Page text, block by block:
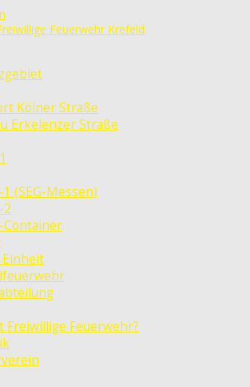
Feuerwehr Krefeld
Kölner Straße
Erkelenzer Straße
(SEG-Messen)
2
Container
Freiwillige Feuerwehr?